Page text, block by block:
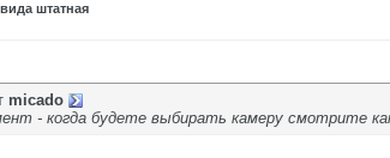
штатная
micado
- когда будете выбирать камеру смотрите